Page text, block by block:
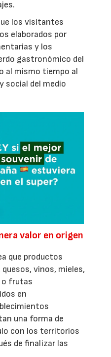
los visitantes
elaborados por
y los
gastronómico del
al mismo tiempo al
social del medio
valor en origen
que productos
vinos, mieles,
o frutas
en
una forma de
con los territorios
de finalizar las